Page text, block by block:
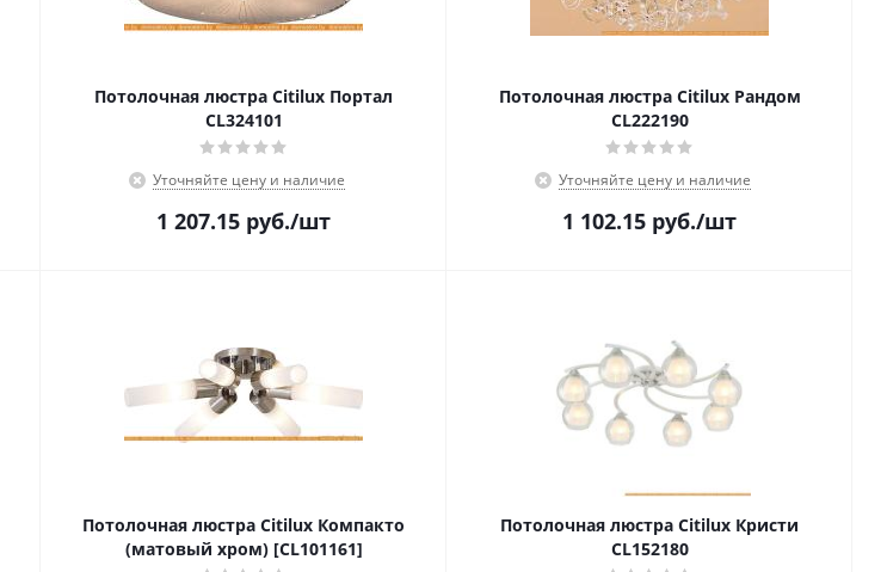
Потолочная люстра Citilux Портал
CL324101
Уточняйте цену и наличие
1 207.15 руб./шт
Потолочная люстра Citilux Рандом
CL222190
Уточняйте цену и наличие
1 102.15 руб./шт
Потолочная люстра Citilux Компакто
(матовый хром) [CL101161]
Потолочная люстра Citilux Кристи
CL152180